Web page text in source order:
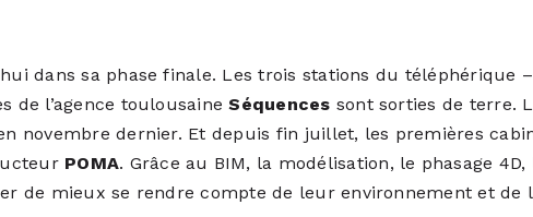
dans sa phase finale. Les trois stations du téléphérique
de l’agence toulousaineSéquences sont sorties de terre.
novembre dernier. Et depuis fin juillet, les premières
POMA. Grâce au BIM, la modélisation, le phasage
de mieux se rendre compte de leur environnement et de